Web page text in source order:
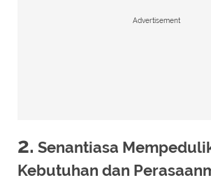
Advertisement
2. Senantiasa
Kebutuhan dan